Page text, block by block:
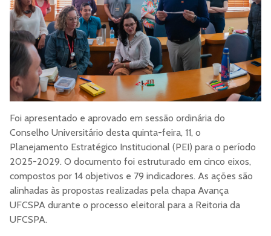
Foi apresentado e aprovado em sessão ordinária do
Conselho Universitário desta quinta-feira, 11, o
Planejamento Estratégico Institucional (PEI) para o período
2025-2029. O documento foi estruturado em cinco eixos,
compostos por 14 objetivos e 79 indicadores. As ações são
alinhadas às propostas realizadas pela chapa Avança
UFCSPA durante o processo eleitoral para a Reitoria da
UFCSPA.